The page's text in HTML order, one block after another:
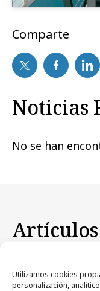
Utilizamos cookies
personalización,
Comparte
Noticias
No se han
Campañas